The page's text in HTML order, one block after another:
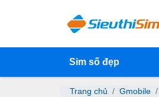
Sim số đẹp
Trang chủ Gmobile